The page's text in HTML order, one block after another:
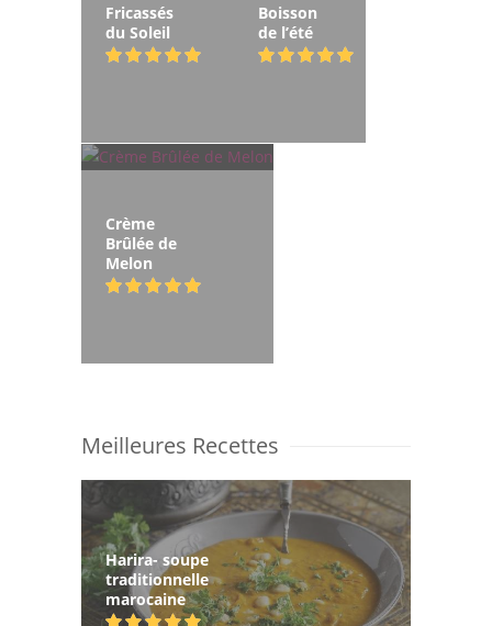
Fricassés
du Soleil
Boisson
de l’été
Crème
Brûlée de
Melon
Meilleures Recettes
Harira- soupe
traditionnelle
marocaine